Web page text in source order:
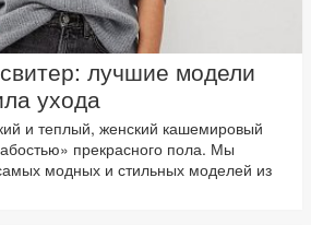
лучшие модели
ухода
и теплый, женский кашемировый
прекрасного пола. Мы
модных и стильных моделей из